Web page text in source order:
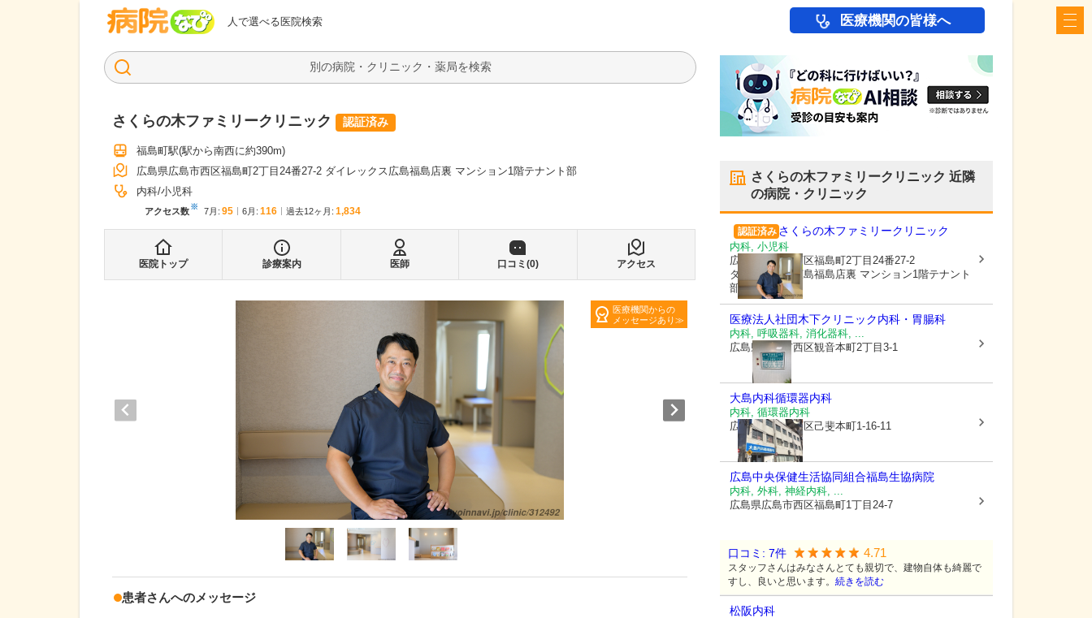
人で選べる医院検索
病院なび 医療機関の皆様へ
検索
さくらの木ファミリークリニック 認証済み
福島町駅(駅から南西に約390m)
広島県広島市西区福島町2丁目24番27-2 ダイレックス広島福島店裏 マンション1階テナント部
内科 小児科
アクセス数※ 7月 : 95 6月 : 116 過去12ヶ月: 1,834
医院トップ 診療案内 医師 口コミ(0) アクセス
医療機関からの
メッセージあり
患者さんへのメッセージ
さくらの木ファミリークリニック 近隣
の病院・クリニック
認証済み さくらの木ファミリークリニック
内科, 小児科
広島県広島市西区福島町2丁目24番27-2
ダイレックス広島福島店裏 マンション1階テナント
部
医療法人社団木下クリニック内科・胃腸科
内科, 呼吸器科, 消化器科, ...
広島県広島市西区観音本町2丁目3-1
大島内科循環器内科
内科, 循環器内科
広島県広島市西区己斐本町1-16-11
広島中央保健生活協同組合福島生協病院
内科, 外科, 神経内科, ...
広島県広島市西区福島町1丁目24-7
口コミ: 7件 4.71
スタッフさんはみなさんとても親切で、建物自体も綺麗で
すし、良いと思います。 続きを読む
松阪内科